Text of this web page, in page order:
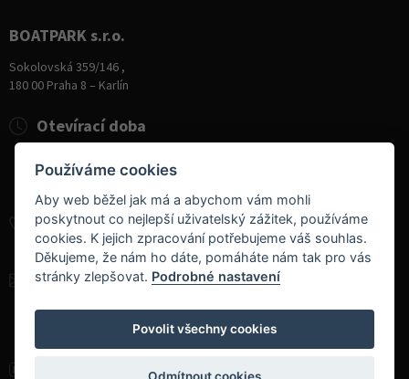
BOATPARK s.r.o.
Sokolovská 359/146 ,
180 00 Praha 8 – Karlín
+420 284 826 787
+420 604 728 042
info@boatpark.cz
Otevírací doba
Úterý - Pátek
10:00 - 19:00
Sobota
9:00 - 14:00
Používáme cookies
Aby web běžel jak má a abychom vám mohli
poskytnout co nejlepší uživatelský zážitek, používáme
cookies. K jejich zpracování potřebujeme váš souhlas.
Děkujeme, že nám ho dáte, pomáháte nám tak pro vás
stránky zlepšovat. Podrobné nastavení
Povolit všechny cookies